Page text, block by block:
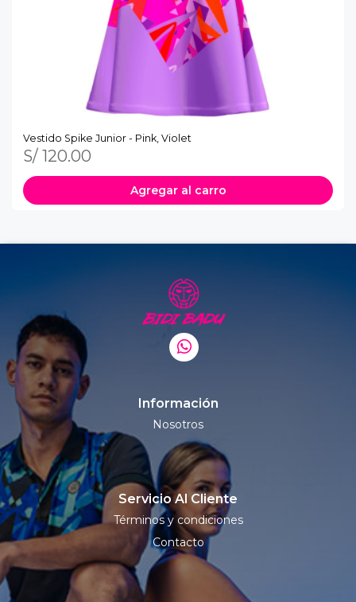
Vestido Spike Junior - Pink, Violet
S/ 120.00
Agregar al carro
Información
Nosotros
Servicio Al Cliente
Términos y condiciones
Contacto